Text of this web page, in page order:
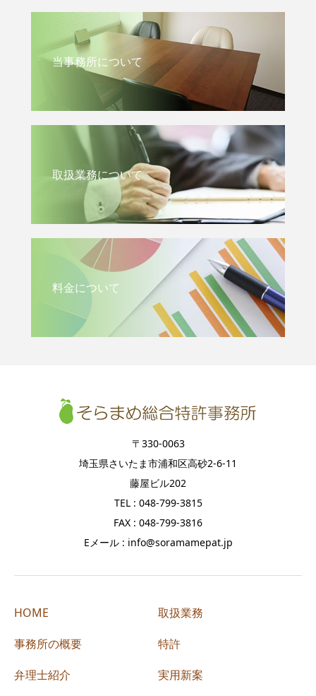
当事務所について
取扱業務について
料金について
〒330-0063
埼玉県さいたま市浦和区高砂2-6-11
藤屋ビル202
TEL : 048-799-3815
FAX : 048-799-3816
Eメール : info@soramamepat.jp
HOME
事務所の概要
弁理士紹介
取扱業務
特許
実用新案